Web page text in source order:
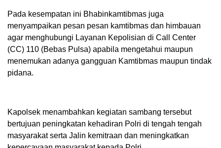
Pada kesempatan ini Bhabinkamtibmas juga
menyampaikan pesan pesan kamtibmas dan himbauan
agar menghubungi Layanan Kepolisian di Call Center
(CC) 110 (Bebas Pulsa) apabila mengetahui maupun
menemukan adanya gangguan Kamtibmas maupun tindak
pidana.
Kapolsek menambahkan kegiatan sambang tersebut
bertujuan peningkatan kehadiran Polri di tengah tengah
masyarakat serta Jalin kemitraan dan meningkatkan